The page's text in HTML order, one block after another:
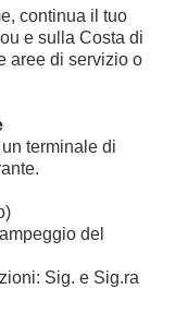
continua il tuo
e sulla Costa di
aree di servizio o
terminale di
del
Sig. e Sig.ra